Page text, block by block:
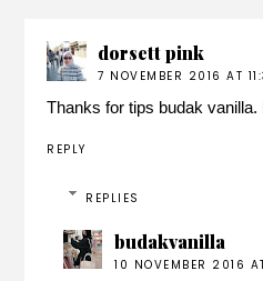
dorsett pink
7 NOVEMBER 2016 AT
Thanks for tips budak
REPLY
REPLIES
budakvanilla
10 NOVEMBER 2016